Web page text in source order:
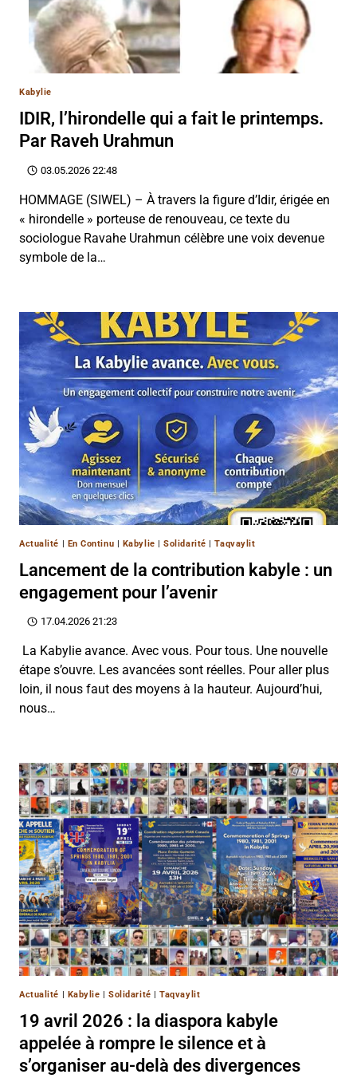
Kabylie
IDIR, l’hirondelle qui a fait le printemps.
Par Raveh Urahmun
03.05.2026 22:48
HOMMAGE (SIWEL) – À travers la figure d’Idir, érigée en
« hirondelle » porteuse de renouveau, ce texte du
sociologue Ravahe Urahmun célèbre une voix devenue
symbole de la…
Actualité | En Continu | Kabylie |Solidarité |Taqvaylit
Lancement de la contribution kabyle : un
engagement pour l’avenir
17.04.2026 21:23
La Kabylie avance. Avec vous. Pour tous. Une nouvelle
étape s’ouvre. Les avancées sont réelles. Pour aller plus
loin, il nous faut des moyens à la hauteur. Aujourd’hui,
nous…
Actualité Kabylie |Solidarité |Taqvaylit
19 avril 2026 : la diaspora kabyle
appelée à rompre le silence et à
s’organiser au-delà des divergences